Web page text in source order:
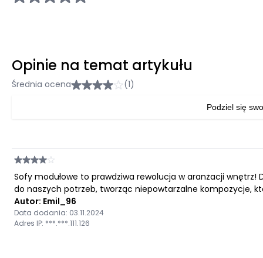
Opinie na temat artykułu
Średnia ocena (1)
Podziel się
Sofy modułowe to prawdziwa rewolucja w aranżacji
do naszych potrzeb, tworząc niepowtarzalne kompozycje,
Autor: Emil_96
Data dodania: 03.11.2024
Adres IP: ***.***.111.126